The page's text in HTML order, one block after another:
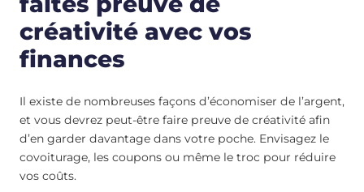
créativité avec vos
finances
Il existe de nombreuses façons d’économiser de l’argent,
et vous devrez peut-être faire preuve de créativité afin
d’en garder davantage dans votre poche. Envisagez le
covoiturage, les coupons ou même le troc pour réduire
vos coûts.